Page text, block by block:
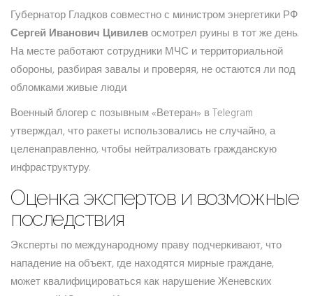
Губернатор Гладков совместно с министром энергетики РФ
Сергей Иванович Цивилевосмотрел руины в тот же день.
На месте работают сотрудники МЧС и территориальной
обороны, разбирая завалы и проверяя, не остаются ли под
обломками живые люди.
Военный блогер с позывным «Ветеран» в Telegram
утверждал, что ракеты использовались не случайно, а
целенаправленно, чтобы нейтрализовать гражданскую
инфраструктуру.
Оценка экспертов и возможные
последствия
Эксперты по международному праву подчеркивают, что
нападение на объект, где находятся мирные граждане,
может квалифицироваться как нарушение Женевских